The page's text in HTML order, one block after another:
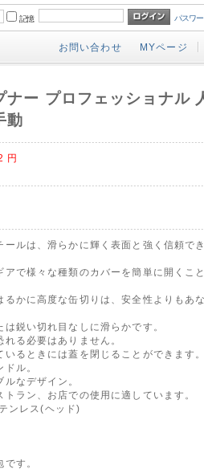
記憶 パスワ
お問い合わせ MYページ
ナー プロフェッショナル
動
円
ールは、滑らかに輝く表面と強く信頼で
アで様々な種類のカバーを簡単に開くこ
るかに高度な缶切りは、安全性よりもあ
鋭い切れ目なしに滑らかです。
る必要はありません。
るときには蓋を閉じることができます。
ル。
なデザイン。
ラン、お店での使用に適しています。
ンレス(ヘッド)
す。